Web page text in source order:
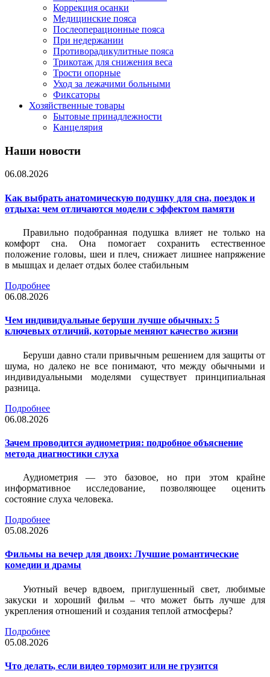
Коррекция осанки
Медицинские пояса
Послеоперационные пояса
При недержании
Противорадикулитные пояса
Трикотаж для снижения веса
Трости опорные
Уход за лежачими больными
Фиксаторы
Хозяйственные товары
Бытовые принадлежности
Канцелярия
Наши новости
06.08.2026
Как выбрать анатомическую подушку для сна, поездок и
отдыха: чем отличаются модели с эффектом памяти
Правильно подобранная подушка влияет не только на
комфорт сна. Она помогает сохранить естественное
положение головы, шеи и плеч, снижает лишнее напряжение
в мышцах и делает отдых более стабильным
Подробнее
06.08.2026
Чем индивидуальные беруши лучше обычных: 5
ключевых отличий, которые меняют качество жизни
Беруши давно стали привычным решением для защиты от
шума, но далеко не все понимают, что между обычными и
индивидуальными моделями существует принципиальная
разница.
Подробнее
06.08.2026
Зачем проводится аудиометрия: подробное объяснение
метода диагностики слуха
Аудиометрия — это базовое, но при этом крайне
информативное исследование, позволяющее оценить
состояние слуха человека.
Подробнее
05.08.2026
Фильмы на вечер для двоих: Лучшие романтические
комедии и драмы
Уютный вечер вдвоем, приглушенный свет, любимые
закуски и хороший фильм – что может быть лучше для
укрепления отношений и создания теплой атмосферы?
Подробнее
05.08.2026
Что делать, если видео тормозит или не грузится